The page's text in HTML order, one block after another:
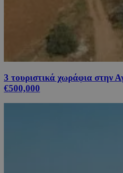
3 τουριστικά χωράφια στην
€500,000